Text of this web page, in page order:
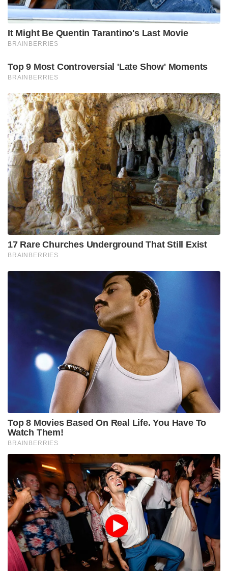
It Might Be Quentin Tarantino's Last Movie
BRAINBERRIES
Top 9 Most Controversial 'Late Show' Moments
BRAINBERRIES
17 Rare Churches Underground That Still Exist
BRAINBERRIES
Top 8 Movies Based On Real Life. You Have To
Watch Them!
BRAINBERRIES